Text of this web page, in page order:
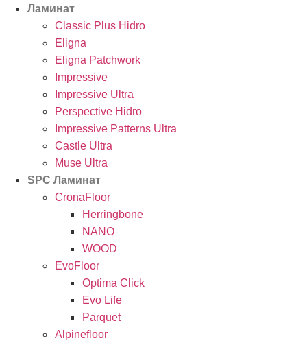
Ламинат
Classic Plus Hidro
Eligna
Eligna Patchwork
Impressive
Impressive Ultra
Perspective Hidro
Impressive Patterns Ultra
Castle Ultra
Muse Ultra
SPC Ламинат
CronaFloor
Herringbone
NANO
WOOD
EvoFloor
Optima Click
Evo Life
Parquet
Alpinefloor